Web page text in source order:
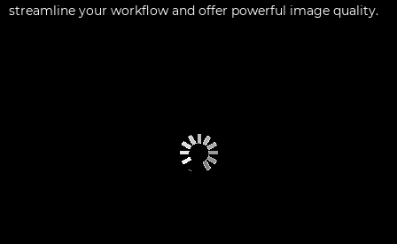
streamline your workflow and offer powerful image quality.